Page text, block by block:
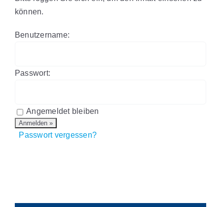
können.
Benutzername:
Passwort:
Angemeldet bleiben
Passwort vergessen?